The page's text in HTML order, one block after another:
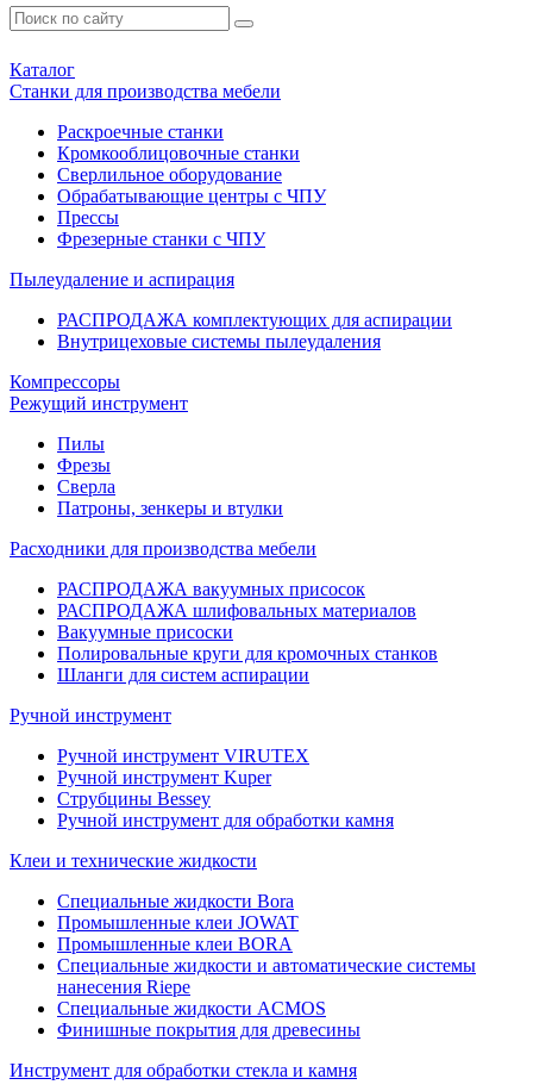
Каталог
Станки для производства мебели
Раскроечные станки
Кромкооблицовочные станки
Сверлильное оборудование
Обрабатывающие центры с ЧПУ
Прессы
Фрезерные станки с ЧПУ
Пылеудаление и аспирация
РАСПРОДАЖА комплектующих для аспирации
Внутрицеховые системы пылеудаления
Компрессоры
Режущий инструмент
Пилы
Фрезы
Сверла
Патроны, зенкеры и втулки
Расходники для производства мебели
РАСПРОДАЖА вакуумных присосок
РАСПРОДАЖА шлифовальных материалов
Вакуумные присоски
Полировальные круги для кромочных станков
Шланги для систем аспирации
Ручной инструмент
Ручной инструмент VIRUTEX
Ручной инструмент Kuper
Струбцины Bessey
Ручной инструмент для обработки камня
Клеи и технические жидкости
Специальные жидкости Bora
Промышленные клеи JOWAT
Промышленные клеи BORA
Специальные жидкости и автоматические системы
нанесения Riepe
Специальные жидкости ACMOS
Финишные покрытия для древесины
Инструмент для обработки стекла и камня